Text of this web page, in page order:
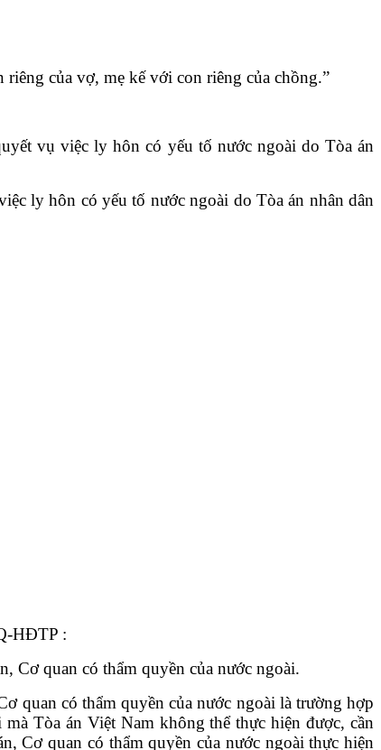
của vợ, mẹ kế với con riêng của chồng.”
vụ việc ly hôn có yếu tố nước ngoài do Tòa án
ly hôn có yếu tố nước ngoài do Tòa án nhân dân
HĐTP :
Cơ quan có thẩm quyền của nước ngoài.
quan có thẩm quyền của nước ngoài là trường hợp
Tòa án Việt Nam không thể thực hiện được, cần
Cơ quan có thẩm quyền của nước ngoài thực hiện